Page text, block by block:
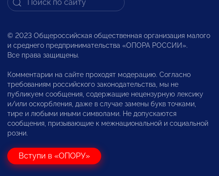
© 2023 Общероссийская общественная организация малого
и среднего предпринимательства «ОПОРА РОССИИ».
Все права защищены.
Комментарии на сайте проходят модерацию. Согласно
требованиям российского законодательства, мы не
публикуем сообщения, содержащие нецензурную лексику
и/или оскорбления, даже в случае замены букв точками,
тире и любыми иными символами. Не допускаются
сообщения, призывающие к межнациональной и социальной
розни.
Вступи в «ОПОРУ»